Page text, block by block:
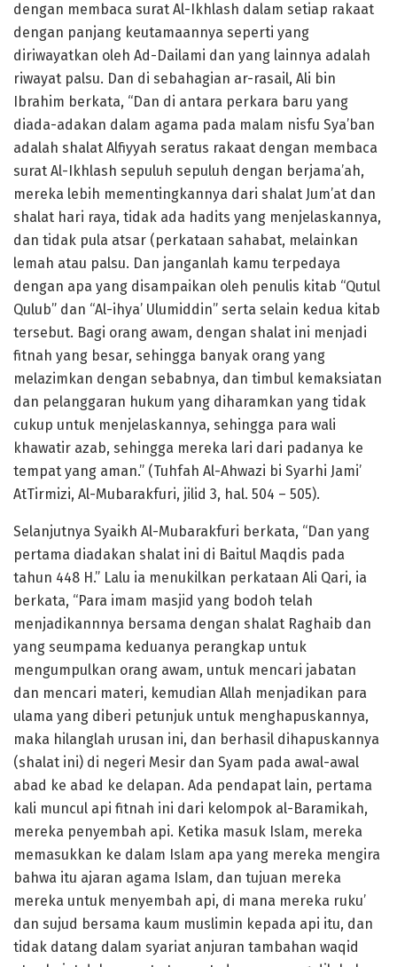
dengan membaca surat Al-Ikhlash dalam setiap rakaat
dengan panjang keutamaannya seperti yang
diriwayatkan oleh Ad-Dailami dan yang lainnya adalah
riwayat palsu. Dan di sebahagian ar-rasail, Ali bin
Ibrahim berkata, “Dan di antara perkara baru yang
diada-adakan dalam agama pada malam nisfu Sya’ban
adalah shalat Alfiyyah seratus rakaat dengan membaca
surat Al-Ikhlash sepuluh sepuluh dengan berjama’ah,
mereka lebih mementingkannya dari shalat Jum’at dan
shalat hari raya, tidak ada hadits yang menjelaskannya,
dan tidak pula atsar (perkataan sahabat, melainkan
lemah atau palsu. Dan janganlah kamu terpedaya
dengan apa yang disampaikan oleh penulis kitab “Qutul
Qulub” dan “Al-ihya’ Ulumiddin” serta selain kedua kitab
tersebut. Bagi orang awam, dengan shalat ini menjadi
fitnah yang besar, sehingga banyak orang yang
melazimkan dengan sebabnya, dan timbul kemaksiatan
dan pelanggaran hukum yang diharamkan yang tidak
cukup untuk menjelaskannya, sehingga para wali
khawatir azab, sehingga mereka lari dari padanya ke
tempat yang aman.” (Tuhfah Al-Ahwazi bi Syarhi Jami’
AtTirmizi, Al-Mubarakfuri, jilid 3, hal. 504 – 505).
Selanjutnya Syaikh Al-Mubarakfuri berkata, “Dan yang
pertama diadakan shalat ini di Baitul Maqdis pada
tahun 448 H.” Lalu ia menukilkan perkataan Ali Qari, ia
berkata, “Para imam masjid yang bodoh telah
menjadikannnya bersama dengan shalat Raghaib dan
yang seumpama keduanya perangkap untuk
mengumpulkan orang awam, untuk mencari jabatan
dan mencari materi, kemudian Allah menjadikan para
ulama yang diberi petunjuk untuk menghapuskannya,
maka hilanglah urusan ini, dan berhasil dihapuskannya
(shalat ini) di negeri Mesir dan Syam pada awal-awal
abad ke abad ke delapan. Ada pendapat lain, pertama
kali muncul api fitnah ini dari kelompok al-Baramikah,
mereka penyembah api. Ketika masuk Islam, mereka
memasukkan ke dalam Islam apa yang mereka mengira
bahwa itu ajaran agama Islam, dan tujuan mereka
mereka untuk menyembah api, di mana mereka ruku’
dan sujud bersama kaum muslimin kepada api itu, dan
tidak datang dalam syariat anjuran tambahan waqid